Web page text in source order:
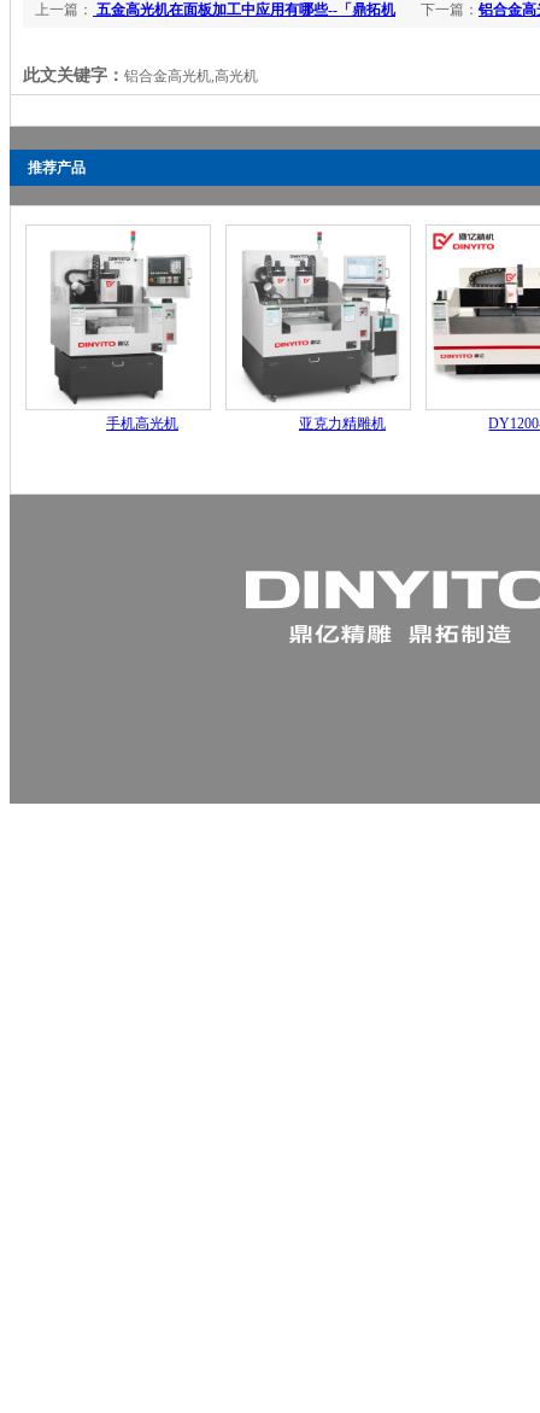
下一篇： 铝合金
上一篇： 五金高光机在面板加工中应用有哪些--「鼎拓机
此文关键字： 铝合金高光机,高光机
推荐产品
手机高光机 亚克力精雕机